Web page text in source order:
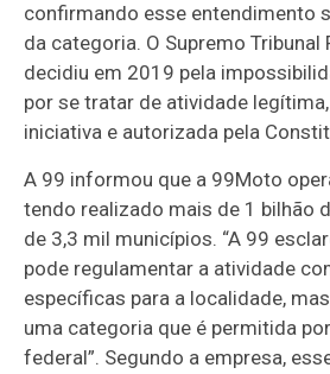
confirmando esse entendimento
da categoria. O Supremo Tribunal
decidiu em 2019 pela
por se tratar de atividade
iniciativa e autorizada pela
A 99 informou que a 99Moto
tendo realizado mais de 1 bilhão
de 3,3 mil municípios. “A 99
pode regulamentar a atividade
específicas para a localidade,
uma categoria que é permitida
federal”. Segundo a empresa,